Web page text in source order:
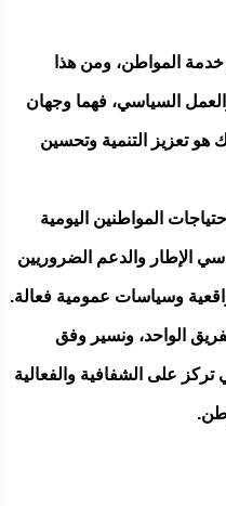
المواطن، ومن هذا
السياسي، فهما وجهان
تعزيز التنمية وتحسين
المواطنين اليومية
الإطار والدعم الضروريين
وسياسات عمومية فعالة.
الواحد، ونسير وفق
على الشفافية والفعالية